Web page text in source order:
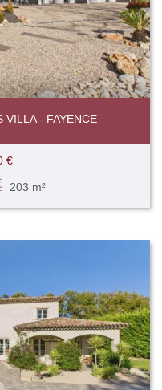
VILLA - FAYENCE
€
203 m²